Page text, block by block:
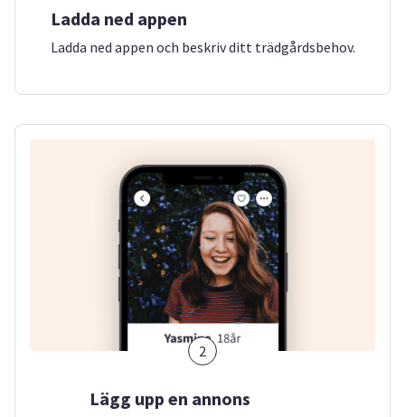
Ladda ned appen
Ladda ned appen och beskriv ditt trädgårdsbehov.
2
Lägg upp en annons